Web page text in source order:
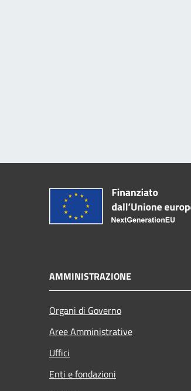
AMMINISTRAZIONE
Organi di Governo
Aree Amministrative
Uffici
Enti e fondazioni